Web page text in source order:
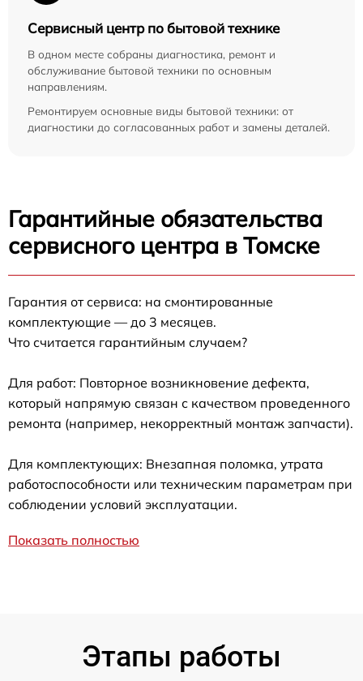
Сервисный центр по бытовой технике
В одном месте собраны диагностика, ремонт и
обслуживание бытовой техники по основным
направлениям.
Ремонтируем основные виды бытовой техники: от
диагностики до согласованных работ и замены деталей.
Гарантийные обязательства
сервисного центра в Томске
Гарантия от сервиса: на смонтированные
комплектующие — до 3 месяцев.
Что считается гарантийным случаем?
Для работ: Повторное возникновение дефекта,
который напрямую связан с качеством проведенного
ремонта (например, некорректный монтаж запчасти).
Для комплектующих: Внезапная поломка, утрата
работоспособности или техническим параметрам при
соблюдении условий эксплуатации.
Показать полностью
Этапы работы